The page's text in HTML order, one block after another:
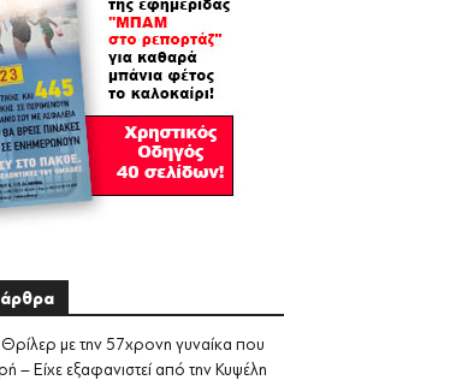
με την 57χρονη γυναίκα που
– Είχε εξαφανιστεί από την Κυψέλη